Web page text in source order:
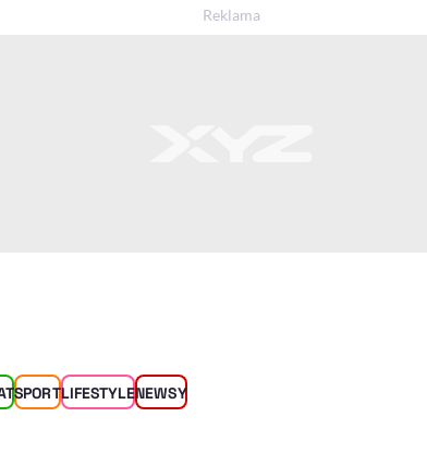
SPORTLIFESTYLENEWSY